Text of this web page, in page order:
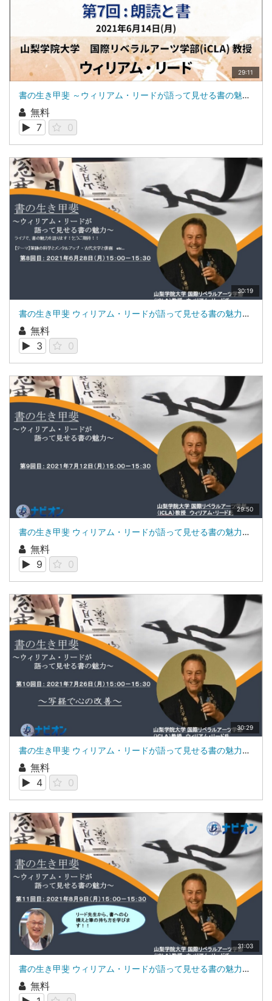
29:11
書の生き甲斐 ～ウィリアム・リードが語って見せる書の魅力～第７回 朗読と書|山梨学院大学 国際リベラルアーツ学部（iCLA）教授 ウィリアム・リード
無料
7
0
30:19
書の生き甲斐 ウィリアム・リードが語って見せる書の魅力第8回：滝行と書の世界山梨学院大学 国際リベラルアーツ学部（iCLA）教授 ウィリアム・リード
無料
3
0
29:50
書の生き甲斐 ウィリアム・リードが語って見せる書の魅力第9回：書道と記憶力 ～絵にならなければ話にならない～山梨学院大学 国際リベラルアーツ学部（iCLA）教授 ウィリアム・リード
無料
9
0
30:29
書の生き甲斐 ウィリアム・リードが語って見せる書の魅力第10回：写経で心の改善山梨学院大学 国際リベラルアーツ学部（iCLA）教授 ウィリアム・リード
無料
4
0
31:03
書の生き甲斐 ウィリアム・リードが語って見せる書の魅力第11回：書への心構えと筆の持ち方山梨学院大学 国際リベラルアーツ学部（iCLA）教授 ウィリアム・リードゲスト：株式会社ブレインワークス 代表取締役 近藤昇
無料